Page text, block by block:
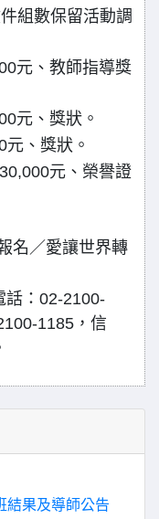
組數保留活動調
元、教師指導獎
元、獎狀。
、獎狀。
元、榮譽證
名／愛讓世界轉
話：02-2100-
1185，信
結果及導師公告